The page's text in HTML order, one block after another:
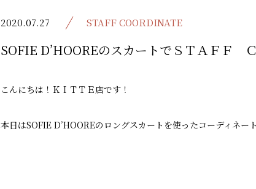
2020.07.27 STAFF COORDINATE
SOFIE D’HOOREのスカートでＳＴＡＦＦ
こんにちは！ＫＩＴＴＥ店です！
本日はSOFIE D’HOOREのロングスカートを使ったコーディネー